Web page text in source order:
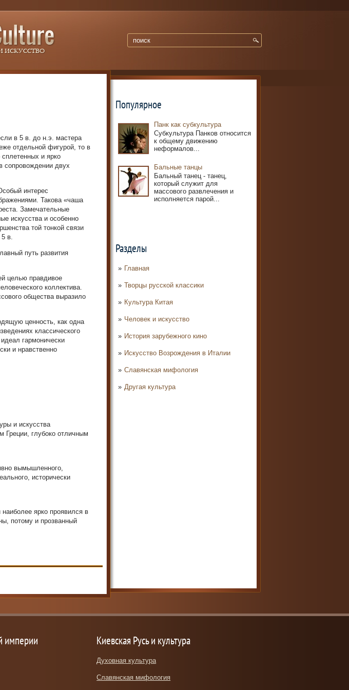
Популярное
Панк как субкультура
Субкультура Панков относится
к общему движению
неформалов...
Бальные танцы
Бальный танец - танец,
который служит для
массового развлечения и
исполняется парой...
Разделы
Главная
Творцы русской классики
Культура Китая
Человек и искусство
История зарубежного кино
Искусство Возрождения в Италии
Славянская мифология
Другая культура
в 5 в. до н.э. мастера
отдельной фигурой, то в
и ярко
сопровождении двух
интерес
Такова «чаша
Замечательные
искусства и особенно
той тонкой связи
в.
путь развития
целью правдивое
коллектива.
общества выразило
ценность, как одна
классического
гармонически
и нравственно
и искусства
Греции, глубоко отличным
вымышленного,
исторически
ярко проявился в
потому и прозванный
империи Киевская Русь и культура
Духовная культура
Славянская мифология